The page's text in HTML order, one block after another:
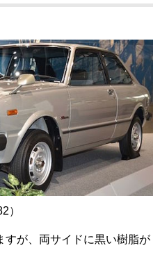
）
すが、両サイドに黒い樹脂が